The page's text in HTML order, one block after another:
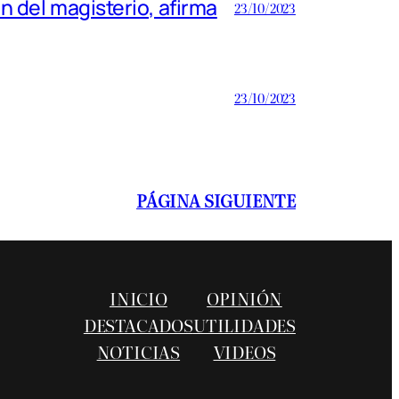
del magisterio, afirma 23/10/2023
23/10/2023
PÁGINA SIGUIENTE
INICIO
DESTACADOS
NOTICIAS
OPINIÓN
UTILIDADES
VIDEOS